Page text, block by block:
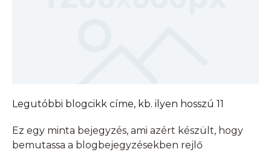
Legutóbbi blogcikk címe, kb. ilyen hosszú 11
Ez egy minta bejegyzés, ami azért készült, hogy
bemutassa a blogbejegyzésekben rejlő